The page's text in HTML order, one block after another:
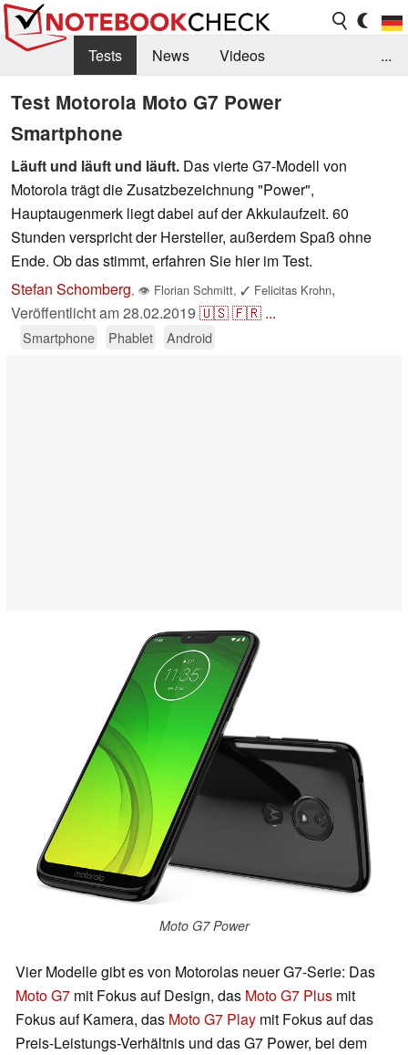
Tests News
Videos
Benchmarks & Tech
Externe Tests
Kaufberatung
Forum
...
Test Motorola Moto G7 Power
Smartphone
Läuft und läuft und läuft. Das vierte G7-Modell von
Motorola trägt die Zusatzbezeichnung "Power",
Hauptaugenmerk liegt dabei auf der Akkulaufzeit. 60
Stunden verspricht der Hersteller, außerdem Spaß ohne
Ende. Ob das stimmt, erfahren Sie hier im Test.
Stefan Schomberg, 👁 Florian Schmitt, ✓ Felicitas Krohn,
Veröffentlicht am28.02.2019 🇺🇸🇫🇷 ...
Smartphone Phablet Android
Moto G7 Power
Vier Modelle gibt es von Motorolas neuer G7-Serie: Das
Moto G7 mit Fokus auf Design, das Moto G7 Plus mit
Fokus auf Kamera, das Moto G7 Play mit Fokus auf das
Preis-Leistungs-Verhältnis und das G7 Power, bei dem